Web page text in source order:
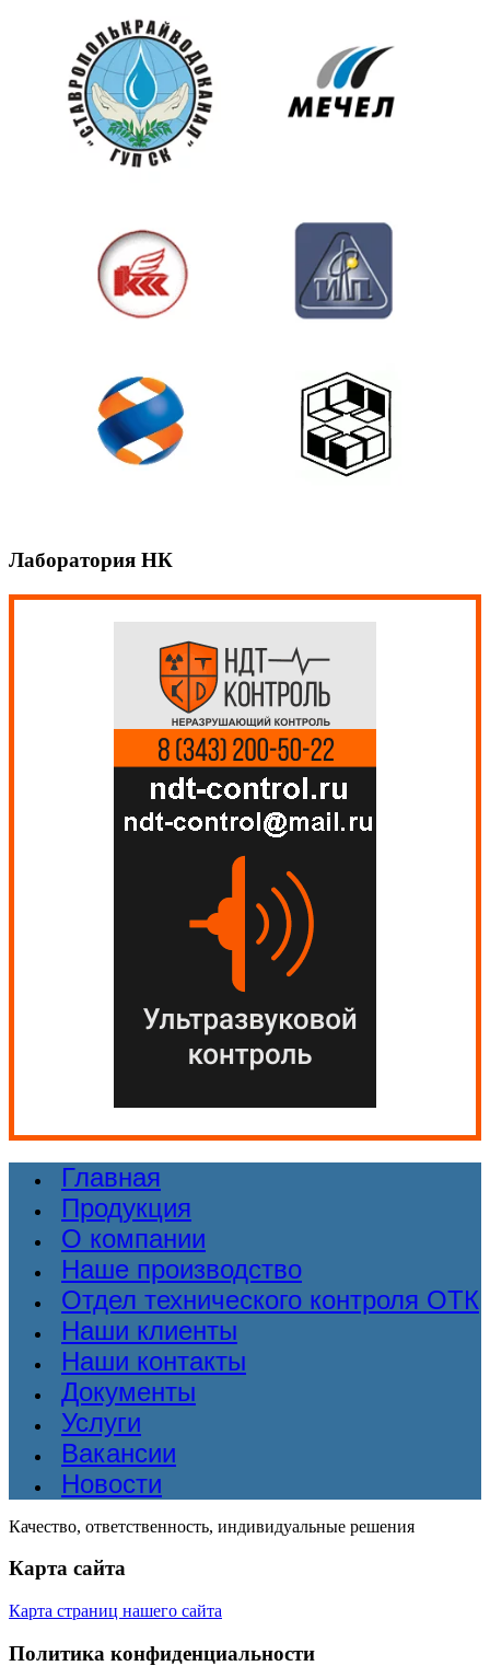
Лаборатория НК
Главная
Продукция
О компании
Наше производство
Отдел технического контроля ОТК
Наши клиенты
Наши контакты
Документы
Услуги
Вакансии
Новости
Качество, ответственность, индивидуальные решения
Карта сайта
Карта страниц нашего сайта
Политика конфиденциальности